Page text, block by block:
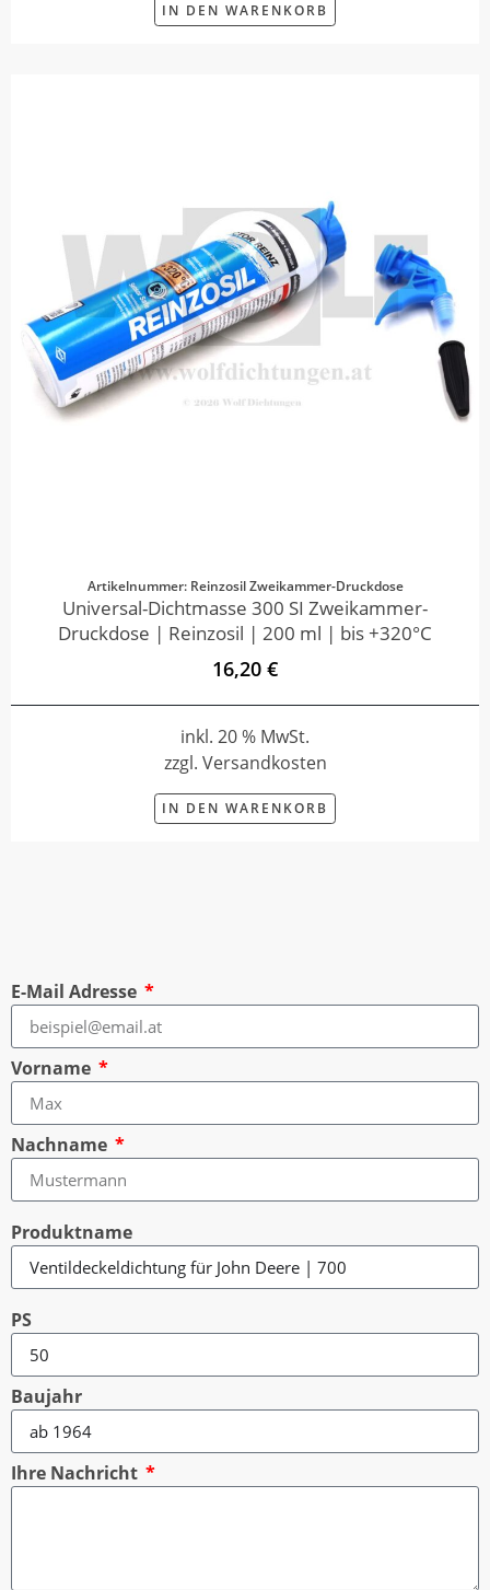
IN DEN WARENKORB
Artikelnummer: Reinzosil Zweikammer-Druckdose
Universal-Dichtmasse 300 SI Zweikammer-
Druckdose | Reinzosil | 200 ml | bis +320°C
16,20 €
inkl. 20 % MwSt.
zzgl. Versandkosten
IN DEN WARENKORB
E-Mail Adresse
Vorname
Nachname
Produktname
PS
Baujahr
Ihre Nachricht